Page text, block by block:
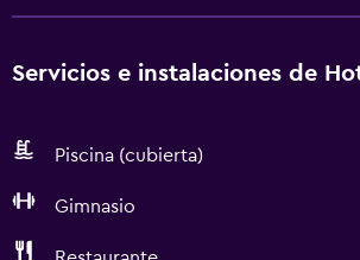
Servicios e instalaciones de
Piscina (cubierta)
Gimnasio